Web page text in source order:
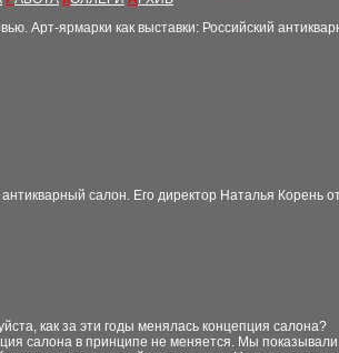
Арт-ярмарки как выставки: Российский
салон. Его директор Наталья Корень
как за эти годы менялась концепция салона?
салона в принципе не меняется. Мы